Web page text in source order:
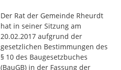
Der Rat der Gemeinde Rheurdt
hat in seiner Sitzung am
20.02.2017 aufgrund der
gesetzlichen Bestimmungen des
§ 10 des Baugesetzbuches
(BauGB) in der Fassung der